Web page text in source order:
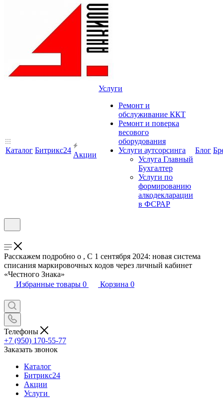
Каталог Битрикс24
Акции
Услуги
Ремонт и
обслуживание ККТ
Ремонт и поверка
весового
оборудования
Услуги аутсорсинга
Услуга Главный
Бухгалтер
Услуги по
формированию
алкодекларации
в ФСРАР
Блог
Расскажем подробно о , С 1 сентября 2024: новая система
списания маркировочных кодов через личный кабинет
«Честного Знака»
Избранные товары 0 Корзина 0
Телефоны
+7 (950) 170-55-77
Заказать звонок
Каталог
Битрикс24
Акции
Услуги